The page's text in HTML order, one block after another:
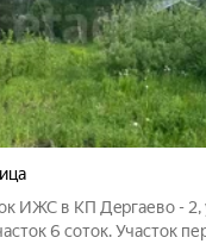
ИЖС в KП Дeргaевo - 2,
6 соток. Участок